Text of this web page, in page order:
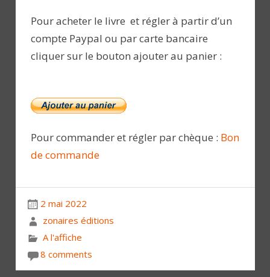
Pour acheter le livre et régler à partir d’un
compte Paypal ou par carte bancaire
cliquer sur le bouton ajouter au panier :
Pour commander et régler par chèque : Bon
de commande
2 mai 2022
zonaires éditions
A l'affiche
8 comments